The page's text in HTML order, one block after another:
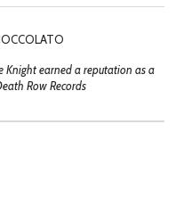
earned a reputation as a
Row Records